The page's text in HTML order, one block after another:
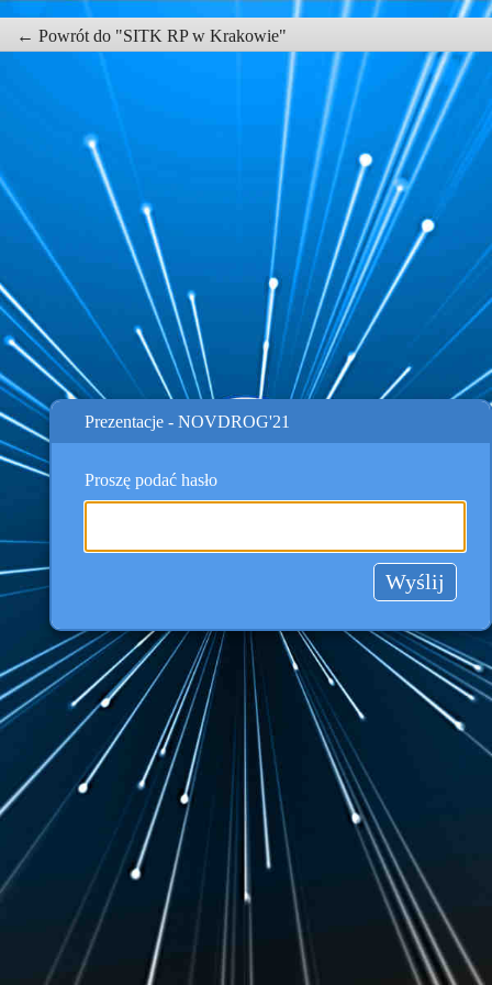
← Powrót do "SITK RP w Krakowie"
Prezentacje - NOVDROG'21
Proszę podać hasło
Wyślij